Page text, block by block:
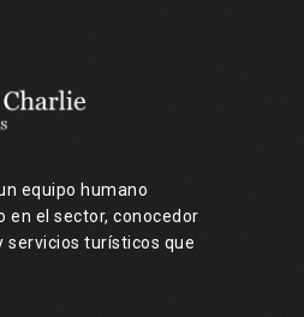
equipo humano
en el sector, conocedor
servicios turísticos que